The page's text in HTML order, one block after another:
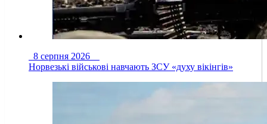
8 серпня 2026
Норвезькі військові навчають ЗСУ «духу вікінгів»